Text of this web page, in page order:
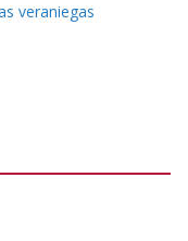
veraniegas